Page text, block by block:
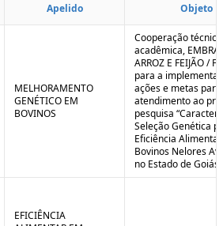
Apelido Objeto
MELHORAMENTO
GENÉTICO EM
BOVINOS
Cooperação
acadêmica,
ARROZ E FEIJÃO /
para a
ações e metas
atendimento ao
pesquisa
Seleção Genética
Eficiência
Bovinos Nelores
no Estado de
EFICIÊNCIA